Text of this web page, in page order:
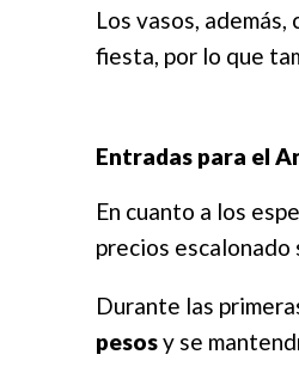
Los vasos,
fiesta, por lo que
Entradas para el
En cuanto a los
precios escalonado
Durante las
pesosy se